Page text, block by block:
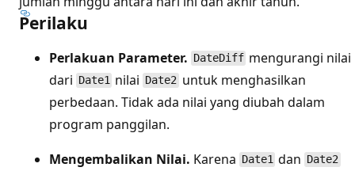
Perilaku
Perlakuan Parameter. DateDiff mengurangi nilai
dari Date1 nilai Date2untuk menghasilkan
perbedaan. Tidak ada nilai yang diubah dalam
program panggilan.
Mengembalikan Nilai. Karena Date1 dan Date2